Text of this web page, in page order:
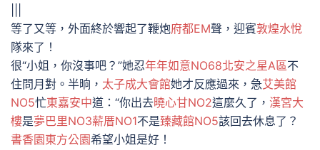
等了又等，外面終於響起了鞭炮府都EM聲，迎賓敦煌水悅
隊來了！
很“小姐，你沒事吧？”她忍年年如意NO68北安之星A區不
住問月對。半晌， 太子成大會館她才反應過來，急艾美館
NO5忙東嘉安中道：“你出去曉心甘NO2這麼久了， 漢宮大
樓是夢巴里NO3薪厝NO1不是臻藏館NO5該回去休息了？
書香園東方公園希望小姐是好！